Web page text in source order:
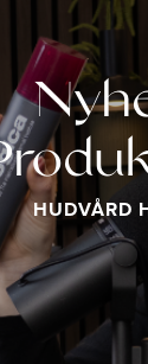
HUDVÅRD